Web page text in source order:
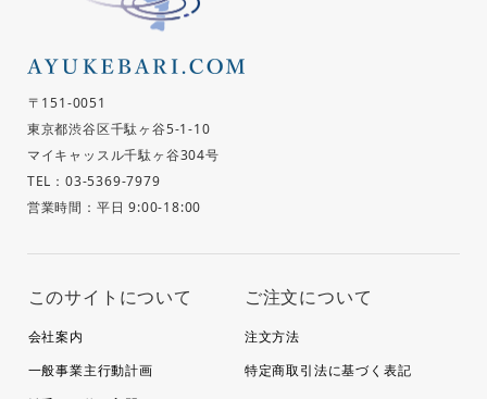
〒151-0051
東京都渋谷区千駄ヶ谷5-1-10
マイキャッスル千駄ヶ谷304号
TEL：03-5369-7979
営業時間：平日 9:00-18:00
このサイトについて
会社案内
一般事業主行動計画
ご注文について
注文方法
特定商取引法に基づく表記